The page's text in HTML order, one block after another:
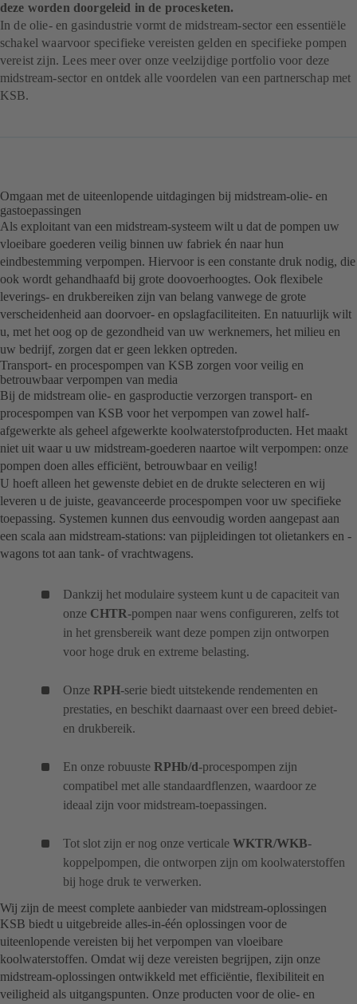
deze worden doorgeleid in de procesketen.
In de olie- en gasindustrie vormt de midstream-sector een essentiële
schakel waarvoor specifieke vereisten gelden en specifieke pompen
vereist zijn. Lees meer over onze veelzijdige portfolio voor deze
midstream-sector en ontdek alle voordelen van een partnerschap met
KSB.
Omgaan met de uiteenlopende uitdagingen bij midstream-olie- en
gastoepassingen
Als exploitant van een midstream-systeem wilt u dat de pompen uw
vloeibare goederen veilig binnen uw fabriek én naar hun
eindbestemming verpompen. Hiervoor is een constante druk nodig, die
ook wordt gehandhaafd bij grote doovoerhoogtes. Ook flexibele
leverings- en drukbereiken zijn van belang vanwege de grote
verscheidenheid aan doorvoer- en opslagfaciliteiten. En natuurlijk wilt
u, met het oog op de gezondheid van uw werknemers, het milieu en
uw bedrijf, zorgen dat er geen lekken optreden.
Transport- en procespompen van KSB zorgen voor veilig en
betrouwbaar verpompen van media
Bij de midstream olie- en gasproductie verzorgen transport- en
procespompen van KSB voor het verpompen van zowel half-
afgewerkte als geheel afgewerkte koolwaterstofproducten. Het maakt
niet uit waar u uw midstream-goederen naartoe wilt verpompen: onze
pompen doen alles efficiënt, betrouwbaar en veilig!
U hoeft alleen het gewenste debiet en de drukte selecteren en wij
leveren u de juiste, geavanceerde procespompen voor uw specifieke
toepassing. Systemen kunnen dus eenvoudig worden aangepast aan
een scala aan midstream-stations: van pijpleidingen tot olietankers en -
wagons tot aan tank- of vrachtwagens.
Dankzij het modulaire systeem kunt u de capaciteit van
onze CHTR-pompen naar wens configureren, zelfs tot
in het grensbereik want deze pompen zijn ontworpen
voor hoge druk en extreme belasting.
Onze RPH-serie biedt uitstekende rendementen en
prestaties, en beschikt daarnaast over een breed debiet-
en drukbereik.
En onze robuuste RPHb/d-procespompen zijn
compatibel met alle standaardflenzen, waardoor ze
ideaal zijn voor midstream-toepassingen.
Tot slot zijn er nog onze verticale WKTR/WKB-
koppelpompen, die ontworpen zijn om koolwaterstoffen
bij hoge druk te verwerken.
Wij zijn de meest complete aanbieder van midstream-oplossingen
KSB biedt u uitgebreide alles-in-één oplossingen voor de
uiteenlopende vereisten bij het verpompen van vloeibare
koolwaterstoffen. Omdat wij deze vereisten begrijpen, zijn onze
midstream-oplossingen ontwikkeld met efficiëntie, flexibiliteit en
veiligheid als uitgangspunten. Onze producten voor de olie- en